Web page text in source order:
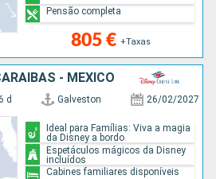
805 € +Taxas
Pensão completa
- MEXICO
d Galveston 26/02/2027
Ideal para Famílias: Viva a magia
da Disney a bordo
Espetáculos mágicos da Disney
incluídos
Cabines familiares disponíveis